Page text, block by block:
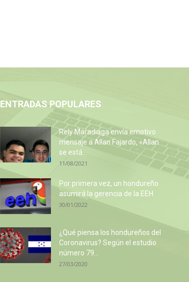
ENTRADAS POPULARES
Rely Maradiaga envía emotivo
mensaje a Allan Fajardo, «Allan
se está...
11/08/2021
Por primera vez, un hondureño
asumirá la gerencia de la EEH
30/01/2022
¿Qué piensa los hondureños del
Coronavirus? Según el estudio
número 79...
27/03/2020